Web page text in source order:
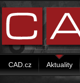
CAD.cz Aktuality